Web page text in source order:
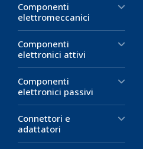
Componenti
elettromeccanici
Componenti
elettronici attivi
Componenti
elettronici passivi
Connettori e
adattatori